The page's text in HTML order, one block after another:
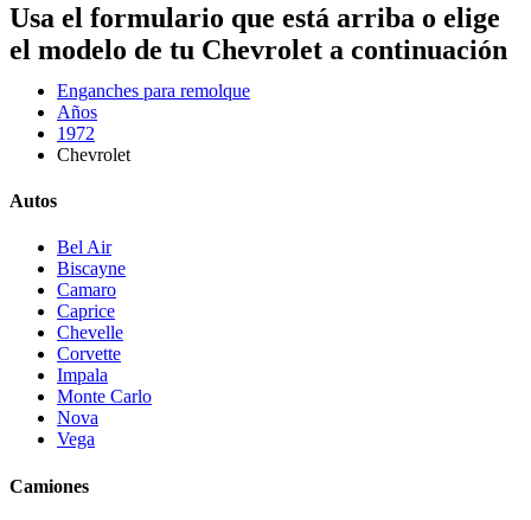
Usa el formulario que está arriba o elige
el modelo de tu Chevrolet a continuación
Enganches para remolque
Años
1972
Chevrolet
Autos
Bel Air
Biscayne
Camaro
Caprice
Chevelle
Corvette
Impala
Monte Carlo
Nova
Vega
Camiones